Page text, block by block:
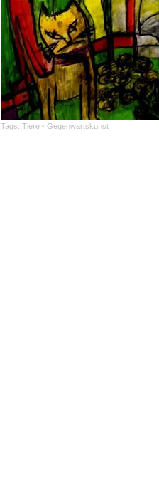
Tags: Tiere · Gegenwartskunst